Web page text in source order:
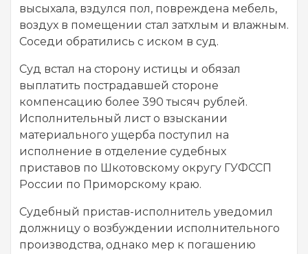
высыхала, вздулся пол, повреждена мебель,
воздух в помещении стал затхлым и влажным.
Соседи обратились с иском в суд.
Суд встал на сторону истицы и обязал
выплатить пострадавшей стороне
компенсацию более 390 тысяч рублей.
Исполнительный лист о взыскании
материального ущерба поступил на
исполнение в отделение судебных
приставов по Шкотовскому округу ГУФССП
России по Приморскому краю.
Судебный пристав-исполнитель уведомил
должницу о возбуждении исполнительного
производства, однако мер к погашению